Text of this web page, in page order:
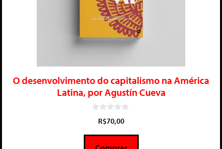
O desenvolvimento do capitalismo na América
Latina, por Agustín Cueva
5
R$70,00